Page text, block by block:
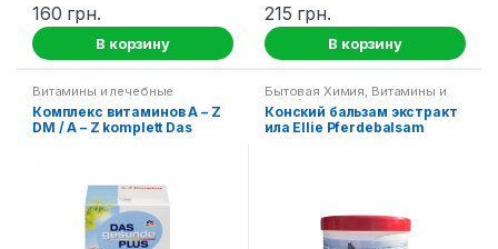
5
160 грн.
В корзину
5
215 грн.
В корзину
Витамины и лечебные
средства
Комплекс витаминов A – Z
DM / A – Z komplett Das
Бытовая Химия, Витамины и
лечебные средства
Конский бальзам экстракт
ила Ellie Pferdebalsam